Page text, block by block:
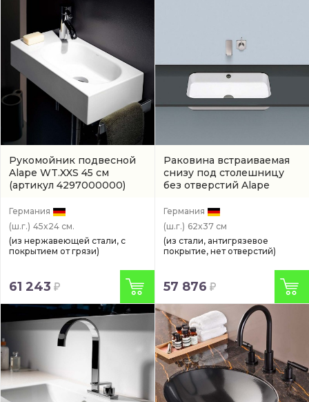
Рукомойник подвесной
Alape WT.XXS 45 см
(артикул 4297000000)
Германия
(ш.г.) 45x24 см.
(из нержавеющей стали, с
покрытием от грязи)
61 243
Раковина встраиваемая
снизу под столешницу
без отверстий Alape
(2255700000)
Германия
(ш.г.) 62x37 см
(из стали, антигрязевое
покрытие, нет отверстий)
57 876